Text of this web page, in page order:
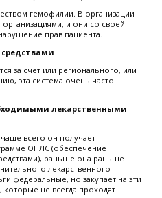
гемофилии. В организации
и они со своей
прав пациента.
за счет или регионального, или
эта система очень часто
лекарственными
всего он получает
ОНЛС (обеспечение
раньше она раньше
лекарственного
федеральные, но закупает на эти
которые не всегда проходят